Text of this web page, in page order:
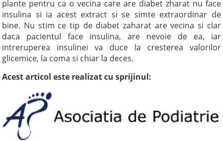
plante pentru ca o vecina care are diabet zharat nu face
insulina si ia acest extract si se simte extraordinar de
bine. Nu stim ce tip de diabet zaharat are vecina si clar
daca pacientul face insulina, are nevoie de ea, iar
intreruperea insulinei va duce la cresterea valorilor
glicemice, la coma si chiar la deces.
Acest articol este realizat cu sprijinul: